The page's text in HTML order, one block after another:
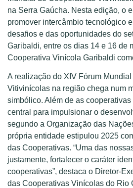
na Serra Gaúcha. Nesta edição, o
promover intercâmbio tecnológico
desafios e das oportunidades do
Garibaldi, entre os dias 14 e 16 de
Cooperativa Vinícola Garibaldi
A realização do XIV Fórum
Vitivinícolas na região chega num
simbólico. Além de as cooperativas
central para impulsionar o
segundo a Organização das
própria entidade estipulou 2025
das Cooperativas. “Uma das
justamente, fortalecer o caráter
cooperativas”, destaca o Diretor-
das Cooperativas Vinícolas do Rio